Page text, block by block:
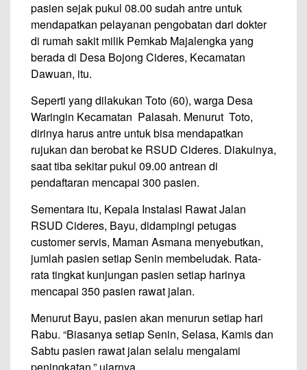
pasien sejak pukul 08.00 sudah antre untuk
mendapatkan pelayanan pengobatan dari dokter
di rumah sakit milik Pemkab Majalengka yang
berada di Desa Bojong Cideres, Kecamatan
Dawuan, itu.
Seperti yang dilakukan Toto (60), warga Desa
Waringin Kecamatan Palasah. Menurut Toto,
dirinya harus antre untuk bisa mendapatkan
rujukan dan berobat ke RSUD Cideres. Diakuinya,
saat tiba sekitar pukul 09.00 antrean di
pendaftaran mencapai 300 pasien.
Sementara itu, Kepala Instalasi Rawat Jalan
RSUD Cideres, Bayu, didampingi petugas
customer servis, Maman Asmana menyebutkan,
jumlah pasien setiap Senin membeludak. Rata-
rata tingkat kunjungan pasien setiap harinya
mencapai 350 pasien rawat jalan.
Menurut Bayu, pasien akan menurun setiap hari
Rabu. “Biasanya setiap Senin, Selasa, Kamis dan
Sabtu pasien rawat jalan selalu mengalami